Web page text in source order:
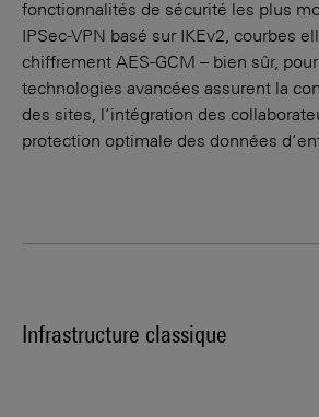
fonctionnalités de sécurité les plus
IPSec-VPN basé sur IKEv2, courbes
chiffrement AES-GCM – bien sûr,
technologies avancées assurent la
des sites, l’intégration des
protection optimale des données
Infrastructure classique